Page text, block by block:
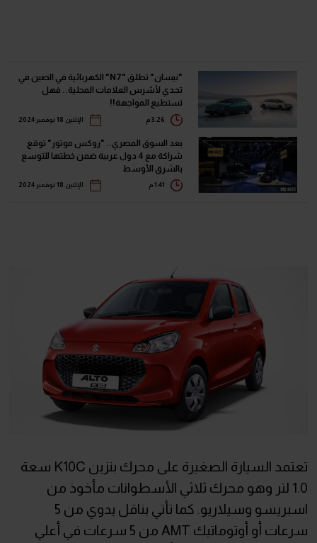
"نيسان" تطلق "N7" الكهربائية في الصين في
تحدي لأشرس العلامات المحلية.. فهل
تستطيع المواجهة!!
الإثنين 18 نوفمبر 2024
بعد السوق المصري.. "روكس موتور" توقع
شراكة مع 4 دول عربية ضمن خطتها للتوسع
بالشرق الأوسط
الإثنين 18 نوفمبر 2024
تعتمد السيارة الصغيرة على محرك بنزين K10C سعة
1.0 لتر وهو محرك ثلاثي الأسطوانات مأخوذ من
اسبريسو وسيلاريو. كما تأتي بناقل يدوي من 5
سرعات أو أوتوماتيك AMT من 5 سرعات في أعلي